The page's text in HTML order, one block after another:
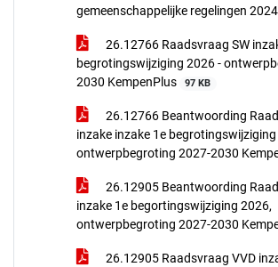
gemeenschappelijke regelingen 2024
26.12766 Raadsvraag SW
begrotingswijziging 2026 -
2030 KempenPlus
97 KB
26.12766 Beantwoording
inzake inzake 1e
ontwerpbegroting 2027-2030
26.12905 Beantwoording
inzake 1e begortingswijziging 2026,
ontwerpbegroting 2027-2030
26.12905 Raadsvraag VVD